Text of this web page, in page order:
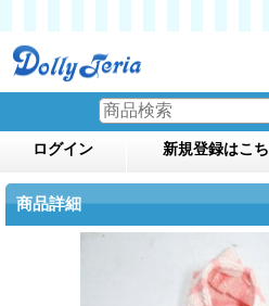
ログイン 新規登録はこ
商品詳細